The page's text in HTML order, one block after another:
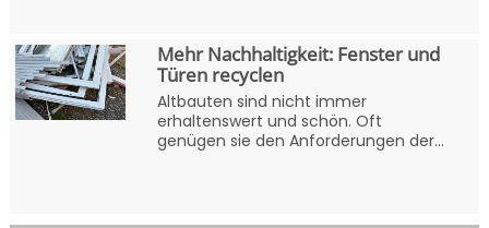
Mehr Nachhaltigkeit: Fenster und
Türen recyclen
Altbauten sind nicht immer
erhaltenswert und schön. Oft
genügen sie den Anforderungen der...